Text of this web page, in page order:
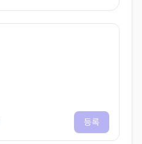
등록